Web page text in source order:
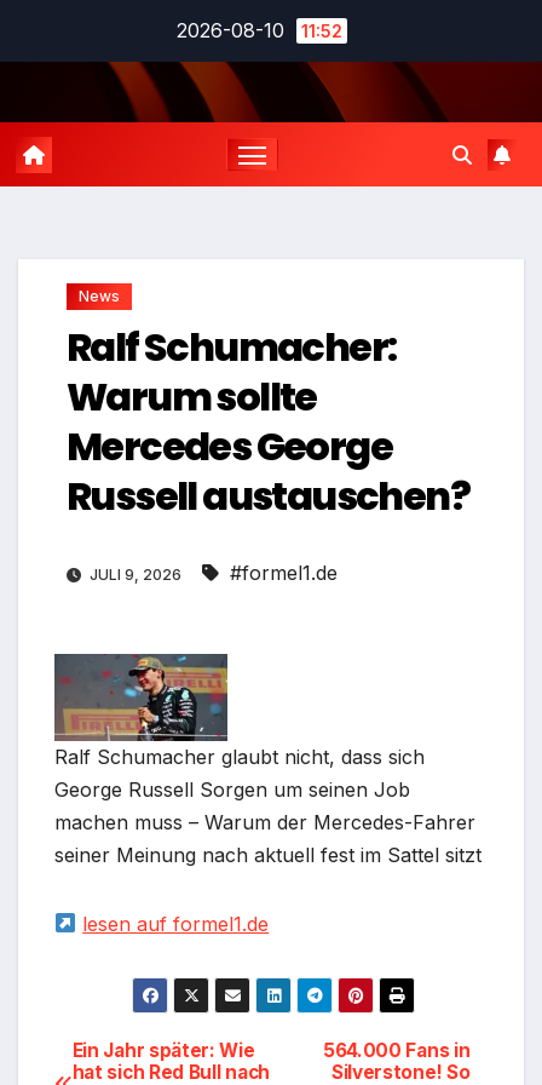
2026-08-10 11:52
News
Ralf Schumacher:
Warum sollte
Mercedes George
Russell austauschen?
JULI 9, 2026 #formel1.de
Ralf Schumacher glaubt nicht, dass sich
George Russell Sorgen um seinen Job
machen muss – Warum der Mercedes-Fahrer
seiner Meinung nach aktuell fest im Sattel sitzt
lesen auf formel1.de
Beitragsnavigation
564.000 Fans in
Silverstone! So
Ein Jahr später: Wie
hat sich Red Bull nach